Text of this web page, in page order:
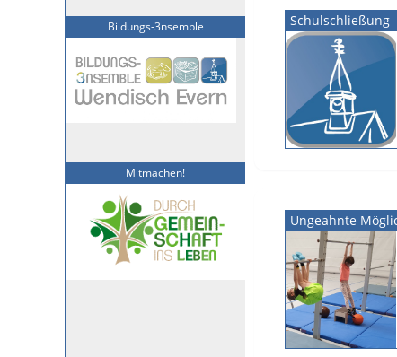
Bildungs-3nsemble
Mitmachen!
Schulschließung
Ungeahnte